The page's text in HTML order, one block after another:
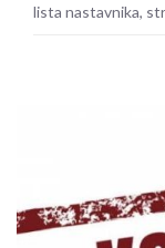
lista nastavnika,